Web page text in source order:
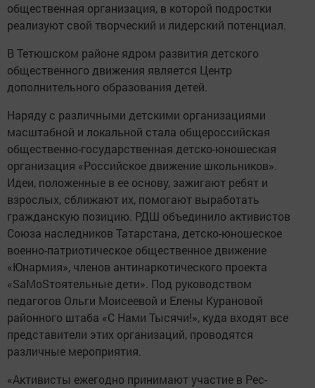
общественная организация, в которой подростки
реализуют свой творческий и лидерский потенциал.
В Тетюшском районе ядром развития детского
общественного движения является Центр
дополнительного образования детей.
Наряду с различными детскими организациями
масштабной и локальной стала общероссийская
общественно-государственная детско-юношеская
организация «Российское движение школьников».
Идеи, положенные в ее основу, зажигают ребят и
взрослых, сближают их, помогают выработать
гражданскую позицию. РДШ объединило активистов
Союза наследников Татарстана, детско-юношеское
военно-патриотическое общественное движение
«Юнармия», членов антинаркотического проекта
«SаMоSтоятельные дети». Под руководством
педагогов Ольги Моисеевой и Елены Курановой
районного штаба «С Нами Тысячи!», куда входят все
представители этих организаций, проводятся
различные мероприятия.
«Активисты ежегодно принимают учас­тие в Рес­